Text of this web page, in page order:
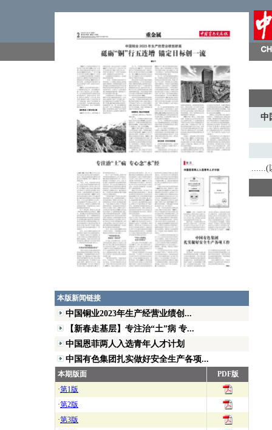
本版新闻链接
中国铜业2023年生产经营业绩创...
【新春走基层】专注治“土”病 专...
中国恩菲两人入选青年人才计划
中国有色集团扎实做好安全生产各项...
本期版面
PDF版
·第1版
·第2版
·第3版
中
......(